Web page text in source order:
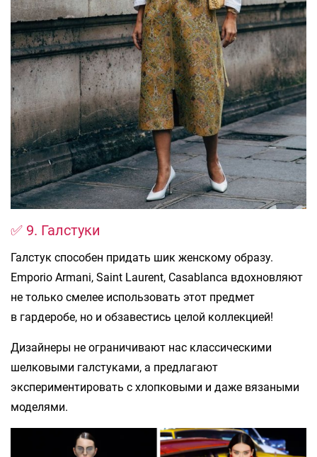
✅ 9. Галстуки
Галстук способен придать шик женскому образу.
Emporio Armani, Saint Laurent, Casablanca вдохновляют
не только смелее использовать этот предмет
в гардеробе, но и обзавестись целой коллекцией!
Дизайнеры не ограничивают нас классическими
шелковыми галстуками, а предлагают
экспериментировать с хлопковыми и даже вязаными
моделями.